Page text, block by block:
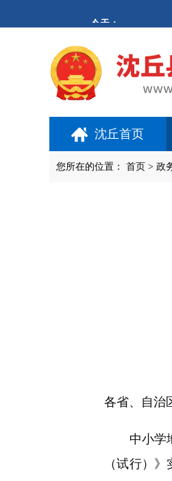
进
沈丘首页
您所在的位置： 首页 > 政
各省、自治
中小学地
（试行）